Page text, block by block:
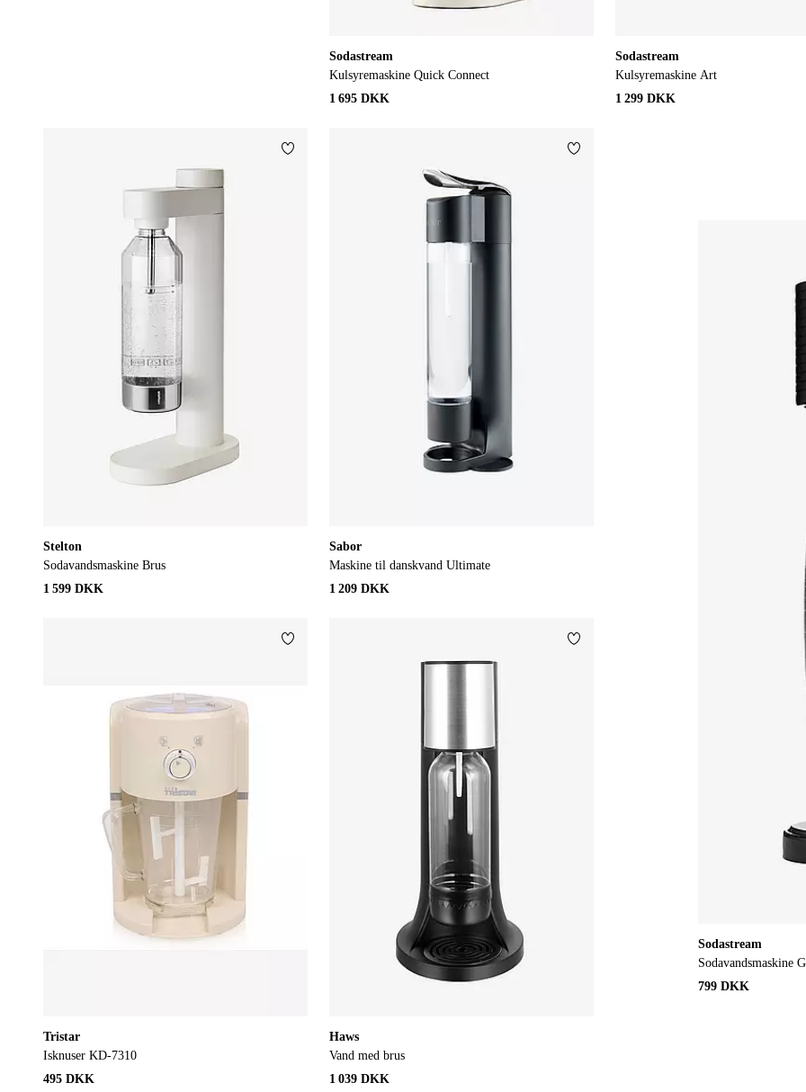
Sodastream
Sodavandsmaskine
799 DKK
Sodastream
Kulsyremaskine Quick Connect
1 695 DKK
Sodastream
Kulsyremaskine Art
1 299 DKK
Stelton
Sodavandsmaskine Brus
1 599 DKK
Tilføj til favoritter
Sabor
Maskine til danskvand Ultimate
1 209 DKK
Tilføj til favoritter
Tristar
Isknuser KD-7310
495 DKK
Tilføj til favoritter
Haws
Vand med brus
1 039 DKK
Tilføj til favoritter